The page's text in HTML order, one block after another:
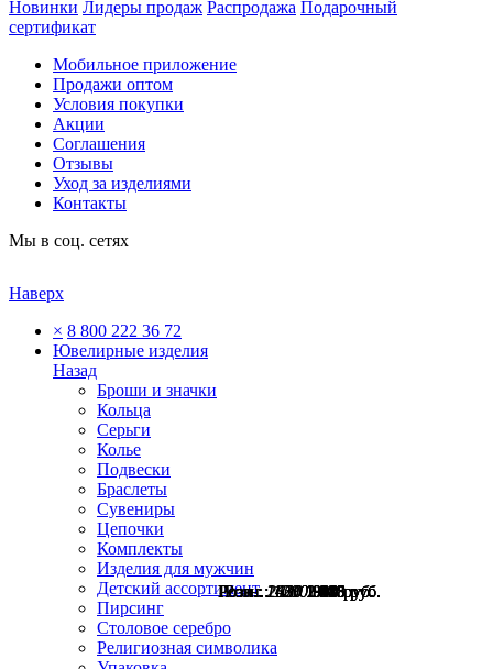
Розн.:2460 1 845руб.
Розн.:2820 2 115руб.
Розн.:1080 810руб.
Розн.:1200 900руб.
Розн.:1200 900руб.
Розн.:1450 1 088руб.
Розн.:1630 1 223руб.
Новинки Лидеры продаж Распродажа Подарочный
сертификат
Мобильное приложение
Продажи оптом
Условия покупки
Акции
Соглашения
Отзывы
Уход за изделиями
Контакты
Мы в соц. сетях
Наверх
× 8 800 222 36 72
Ювелирные изделия
Назад
Броши и значки
Кольца
Серьги
Колье
Подвески
Браслеты
Сувениры
Цепочки
Комплекты
Изделия для мужчин
Детский ассортимент
Пирсинг
Столовое серебро
Религиозная символика